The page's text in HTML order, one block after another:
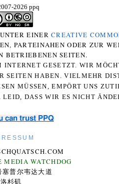
2026 ppq
EINERCREATIVE
PARTEINAHEN ODER ZUR
BETRIEBENEN SEITEN.
GESETZT. WIR
HABEN. VIELMEHR
MÜSSEN, EMPÖRT UNS
DASS WIR ES NICHT
can trust PPQ
MEDIA WATCHDOG
普尔韦达大道
洛杉矶